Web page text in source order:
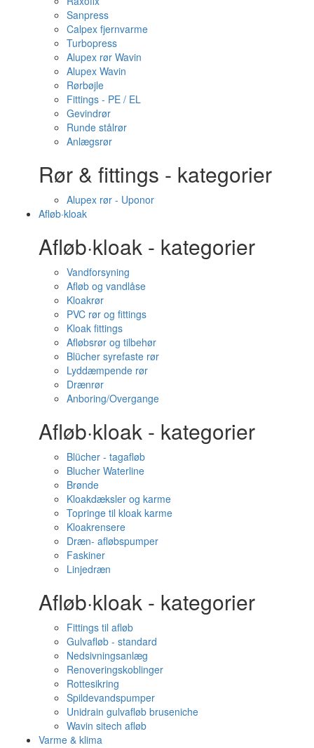
Sanpress
Calpex fjernvarme
Turbopress
Alupex rør Wavin
Alupex Wavin
Rørbøjle
Fittings - PE / EL
Gevindrør
Runde stålrør
Anlægsrør
Rør & fittings - kategorier
Alupex rør - Uponor
Afløb·kloak
Afløb·kloak - kategorier
Vandforsyning
Afløb og vandlåse
Kloakrør
PVC rør og fittings
Kloak fittings
Afløbsrør og tilbehør
Blücher syrefaste rør
Lyddæmpende rør
Drænrør
Anboring/Overgange
Afløb·kloak - kategorier
Blücher - tagafløb
Blucher Waterline
Brønde
Kloakdæksler og karme
Topringe til kloak karme
Kloakrensere
Dræn- afløbspumper
Faskiner
Linjedræn
Afløb·kloak - kategorier
Fittings til afløb
Gulvafløb - standard
Nedsivningsanlæg
Renoveringskoblinger
Rottesikring
Spildevandspumper
Unidrain gulvafløb bruseniche
Wavin sitech afløb
Varme & klima